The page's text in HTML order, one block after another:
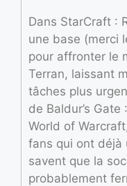
Dans StarCraft :
une base (merci
pour affronter le
Terran, laissant
tâches plus
de Baldur’s
World of
fans qui ont déjà
savent que la
probablement